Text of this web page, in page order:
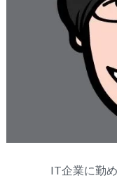
IT企業に勤